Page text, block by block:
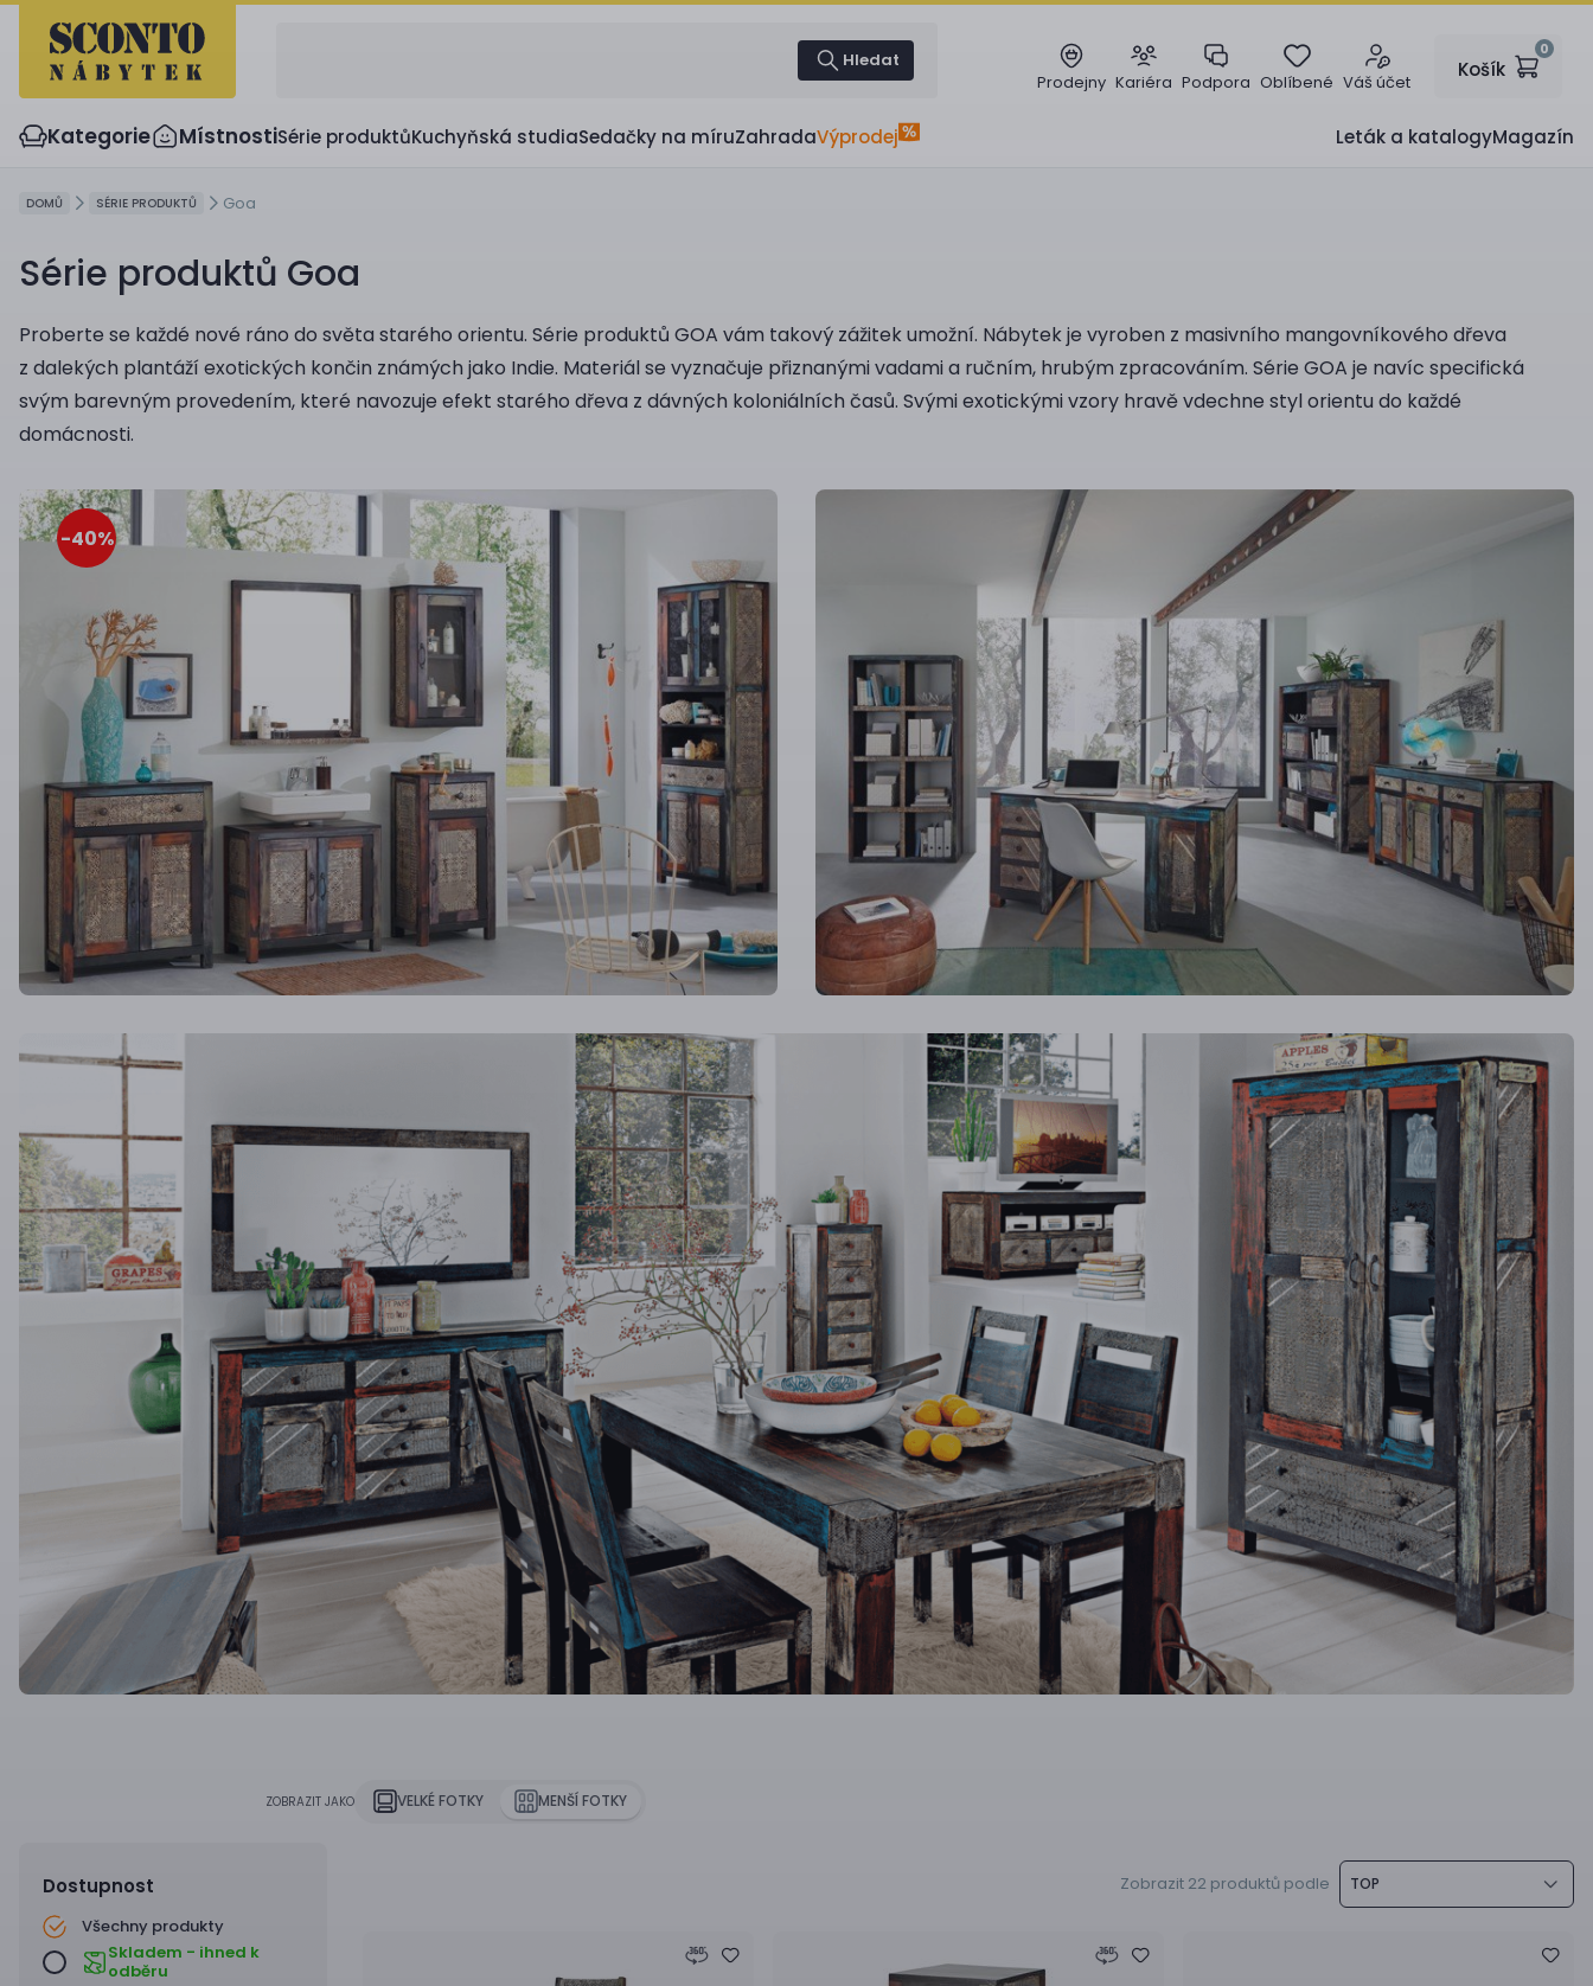
Hledat
Prodejny Kariéra Podpora Oblíbené Váš účet
Košík
0
Kategorie MístnostiSérie produktůKuchyňská studiaSedačky na míruZahradaVýprodej Leták a katalogyMagazín
DOMŮ SÉRIE PRODUKTŮ Goa
Série produktů Goa
Proberte se každé nové ráno do světa starého orientu. Série produktů GOA vám takový zážitek umožní. Nábytek je vyroben z masivního mangovníkového dřeva
z dalekých plantáží exotických končin známých jako Indie. Materiál se vyznačuje přiznanými vadami a ručním, hrubým zpracováním. Série GOA je navíc specifická
svým barevným provedením, které navozuje efekt starého dřeva z dávných koloniálních časů. Svými exotickými vzory hravě vdechne styl orientu do každé
domácnosti.
-40%
ZOBRAZIT JAKO VELKÉ FOTKY MENŠÍ FOTKY
Dostupnost
Všechny produkty
Skladem - ihned k
odběru
TOP
Zobrazit 22 produktů podle